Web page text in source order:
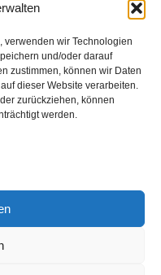
verwenden wir Technologien
und/oder darauf
zustimmen, können wir Daten
dieser Website verarbeiten.
zurückziehen, können
werden.